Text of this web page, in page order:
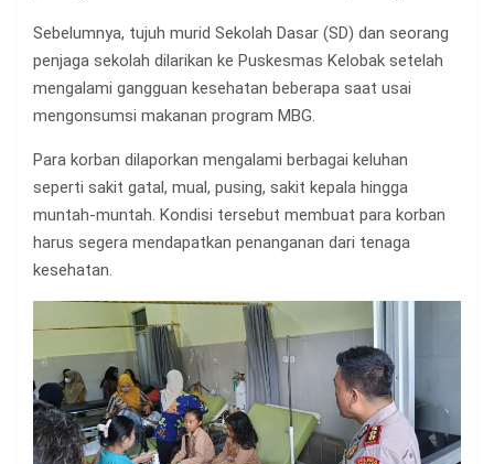
Sebelumnya, tujuh murid Sekolah Dasar (SD) dan seorang
penjaga sekolah dilarikan ke Puskesmas Kelobak setelah
mengalami gangguan kesehatan beberapa saat usai
mengonsumsi makanan program MBG.
Para korban dilaporkan mengalami berbagai keluhan
seperti sakit gatal, mual, pusing, sakit kepala hingga
muntah-muntah. Kondisi tersebut membuat para korban
harus segera mendapatkan penanganan dari tenaga
kesehatan.